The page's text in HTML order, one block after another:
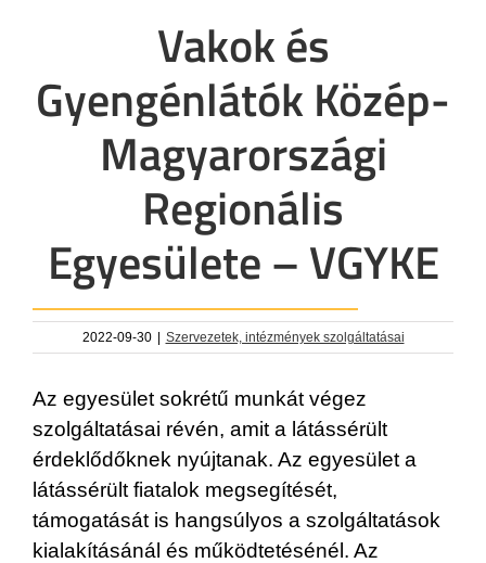
Vakok és
Gyengénlátók Közép-
Magyarországi
Regionális
Egyesülete – VGYKE
2022-09-30 | Szervezetek, intézmények szolgáltatásai
Az egyesület sokrétű munkát végez
szolgáltatásai révén, amit a látássérült
érdeklődőknek nyújtanak. Az egyesület a
látássérült fiatalok megsegítését,
támogatását is hangsúlyos a szolgáltatások
kialakításánál és működtetésénél. Az